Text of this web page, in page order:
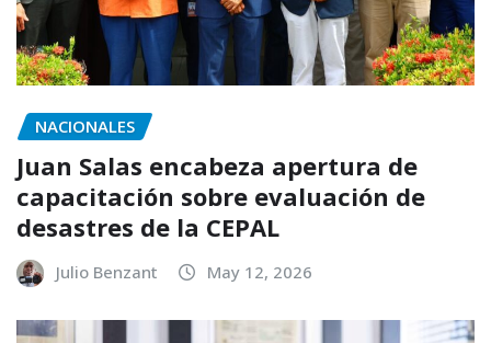
NACIONALES
Juan Salas encabeza apertura de
capacitación sobre evaluación de
desastres de la CEPAL
Julio Benzant May 12, 2026